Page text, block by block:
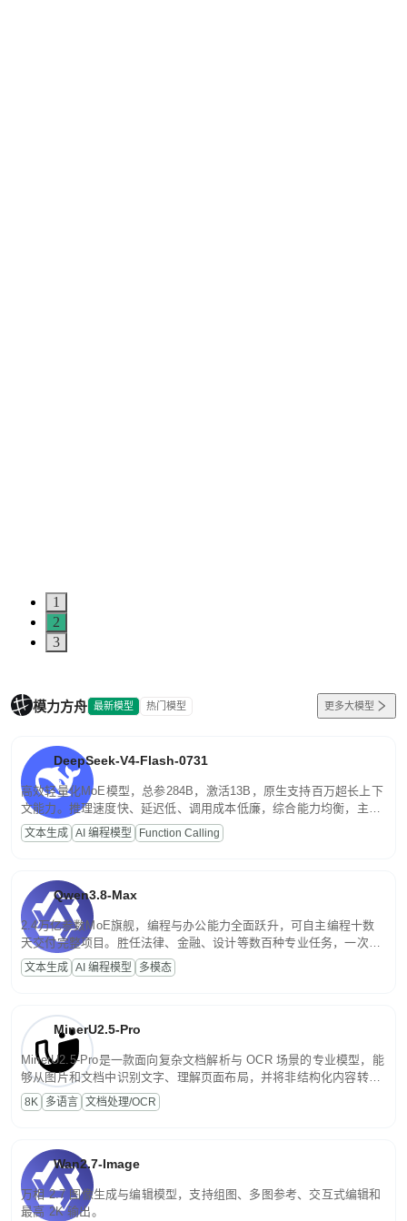
1
2
3
模力方舟 最新模型 热门模型 更多大模型
DeepSeek-V4-Flash-0731
高效轻量化MoE模型，总参284B，激活13B，原生支持百万超长上下
文能力。推理速度快、延迟低、调用成本低廉，综合能力均衡，主打
高并发、轻量化任务，适合日常对话、内容创作、基础 RAG、批量
文案处理等普惠刚需场景。
文本生成 AI 编程模型 Function Calling
Qwen3.8-Max
2.4万亿参数MoE旗舰，编程与办公能力全面跃升，可自主编程十数
天交付完整项目。胜任法律、金融、设计等数百种专业任务，一次对
话端到端交付生产级成果。原生视觉理解贯穿规划、执行与验证全流
程，支持超长文档与长视频的深度语义解析。长程任务中自主规划与
文本生成 AI 编程模型 多模态
MinerU2.5-Pro
MinerU2.5-Pro是一款面向复杂文档解析与 OCR 场景的专业模型，能
够从图片和文档中识别文字、理解页面布局，并将非结构化内容转换
为便于存储、检索和二次处理的结构化结果。
8K 多语言 文档处理/OCR
Wan2.7-Image
万相 2.7 图像生成与编辑模型，支持组图、多图参考、交互式编辑和
最高 2K 输出。